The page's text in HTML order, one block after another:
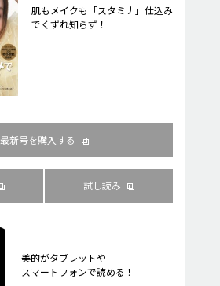
肌もメイクも「スタミナ」仕込み
でくずれ知らず！
最新号を購入する
試し読み
美的がタブレットや
スマートフォンで読める！